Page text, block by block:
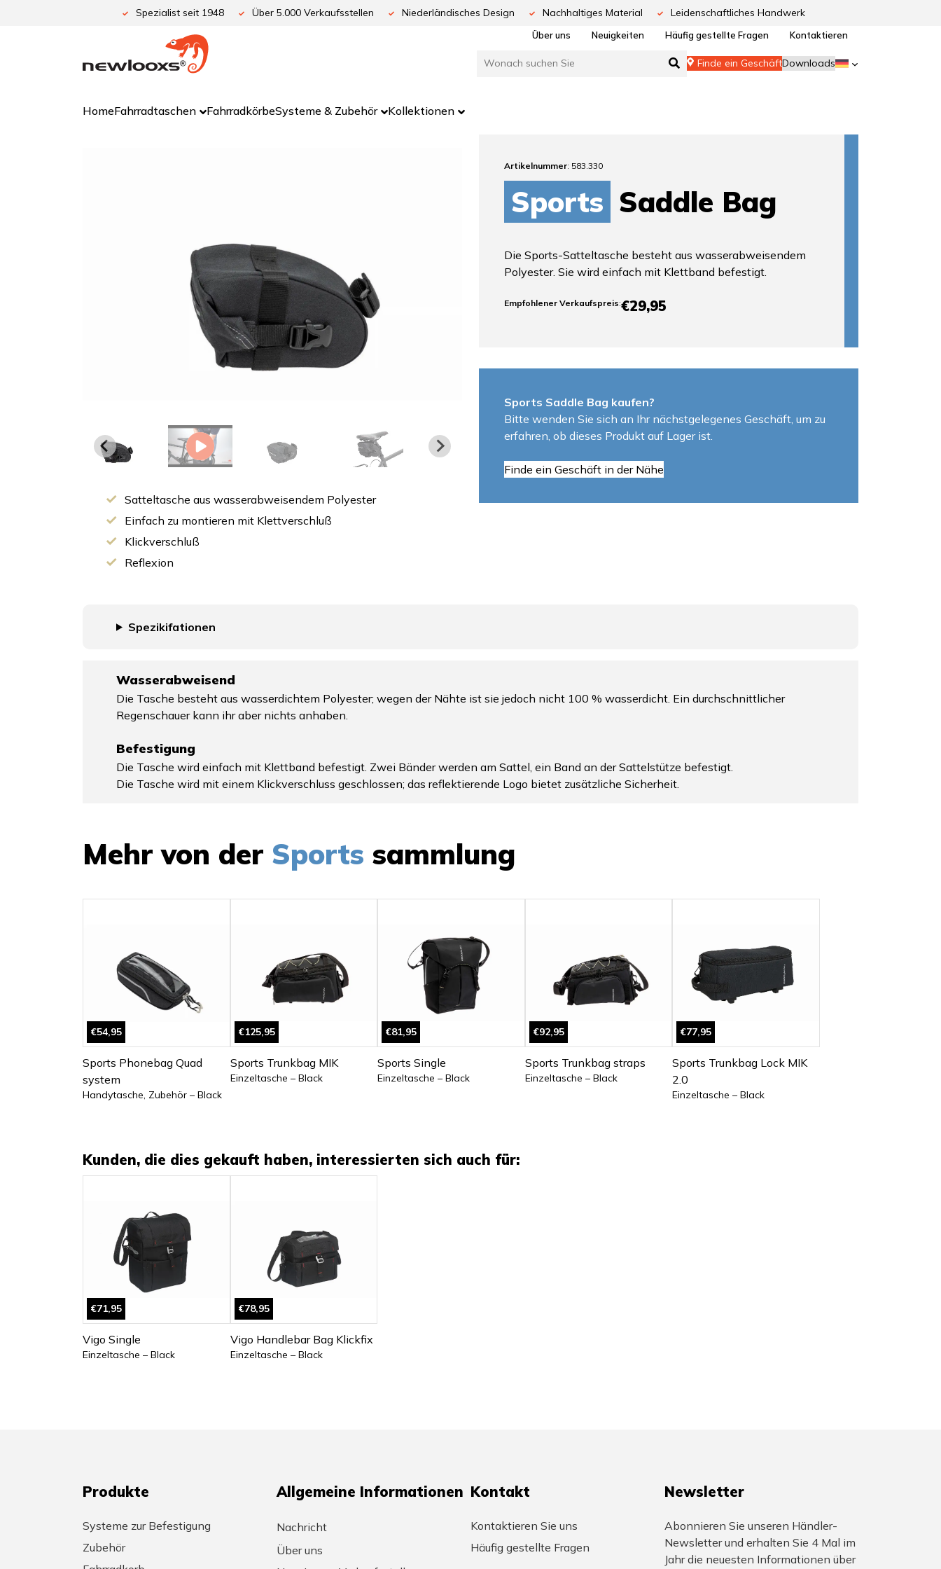
Spezialist seit 1948 Über 5.000 Verkaufsstellen Niederländisches Design Nachhaltiges Material Leidenschaftliches Handwerk
Über uns Neuigkeiten Häufig gestellte Fragen Kontaktieren
Finde ein GeschäftDownloads
HomeFahrradtaschen FahrradkörbeSysteme & Zubehör Kollektionen
Satteltasche aus wasserabweisendem Polyester
Einfach zu montieren mit Klettverschluß
Klickverschluß
Reflexion
Artikelnummer: 583.330
Sports Saddle Bag
Die Sports-Satteltasche besteht aus wasserabweisendem
Polyester. Sie wird einfach mit Klettband befestigt.
Empfohlener Verkaufspreis:€29,95
Sports Saddle Bag kaufen?
Bitte wenden Sie sich an Ihr nächstgelegenes Geschäft, um zu
erfahren, ob dieses Produkt auf Lager ist.
Finde ein Geschäft in der Nähe
Spezikifationen
Wasserabweisend
Die Tasche besteht aus wasserdichtem Polyester; wegen der Nähte ist sie jedoch nicht 100 % wasserdicht. Ein durchschnittlicher
Regenschauer kann ihr aber nichts anhaben.
Befestigung
Die Tasche wird einfach mit Klettband befestigt. Zwei Bänder werden am Sattel, ein Band an der Sattelstütze befestigt.
Die Tasche wird mit einem Klickverschluss geschlossen; das reflektierende Logo bietet zusätzliche Sicherheit.
Mehr von der Sports sammlung
€54,95
Sports Phonebag Quad
system
Handytasche, Zubehör – Black
€125,95
Sports Trunkbag MIK
Einzeltasche – Black
€81,95
Sports Single
Einzeltasche – Black
€92,95
Sports Trunkbag straps
Einzeltasche – Black
€77,95
Sports Trunkbag Lock MIK
2.0
Einzeltasche – Black
Kunden, die dies gekauft haben, interessierten sich auch für:
€71,95
Vigo Single
Einzeltasche – Black
€78,95
Vigo Handlebar Bag Klickfix
Einzeltasche – Black
Produkte
Systeme zur Befestigung
Zubehör
Allgemeine Informationen
Nachricht
Über uns
Kontakt
Kontaktieren Sie uns
Häufig gestellte Fragen
Newsletter
Abonnieren Sie unseren Händler-
Newsletter und erhalten Sie 4 Mal im
Jahr die neuesten Informationen über